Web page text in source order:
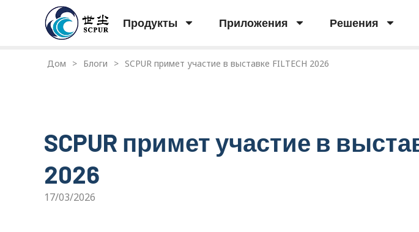
Продукты Приложения Решения
Дом > Блоги > SCPUR примет участие в выставке FILTECH 2026
SCPUR примет участие в
2026
17/03/2026